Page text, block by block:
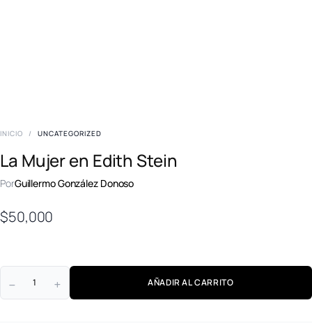
INICIO / UNCATEGORIZED
La Mujer en Edith Stein
PorGuillermo González Donoso
$50,000
AÑADIR AL CARRITO